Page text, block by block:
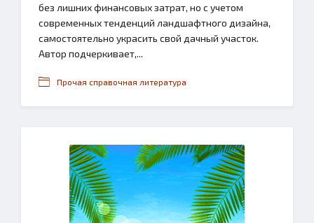
без лишних финансовых затрат, но с учетом
современных тенденций ландшафтного дизайна,
самостоятельно украсить свой дачный участок.
Автор подчеркивает,...
Прочая справочная литература